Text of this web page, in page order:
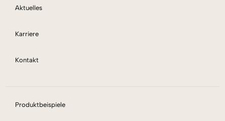
Aktuelles
Karriere
Kontakt
Produktbeispiele